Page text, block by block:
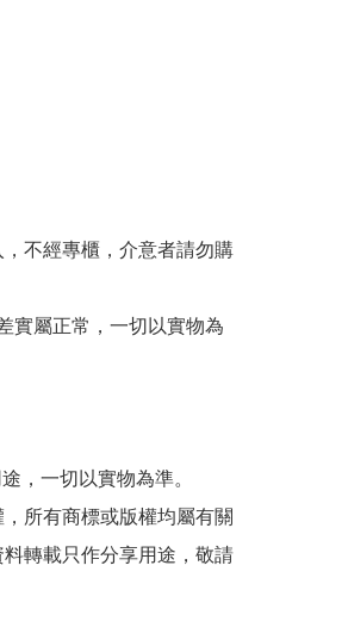
不經專櫃，介意者請勿購
實屬正常，一切以實物為
，一切以實物為準。
所有商標或版權均屬有關
轉載只作分享用途，敬請